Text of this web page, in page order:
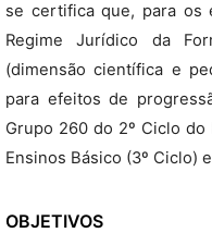
se certifica que, para os
Regime Jurídico da
(dimensão científica e
para efeitos de
Grupo 260 do 2º Ciclo
Ensinos Básico (3º Ciclo)
OBJETIVOS